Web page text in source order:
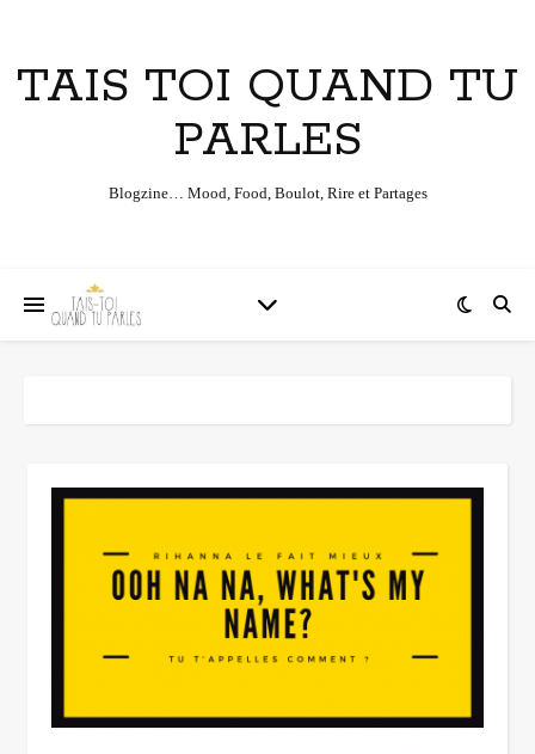
TAIS TOI QUAND TU
PARLES
Blogzine… Mood, Food, Boulot, Rire et Partages